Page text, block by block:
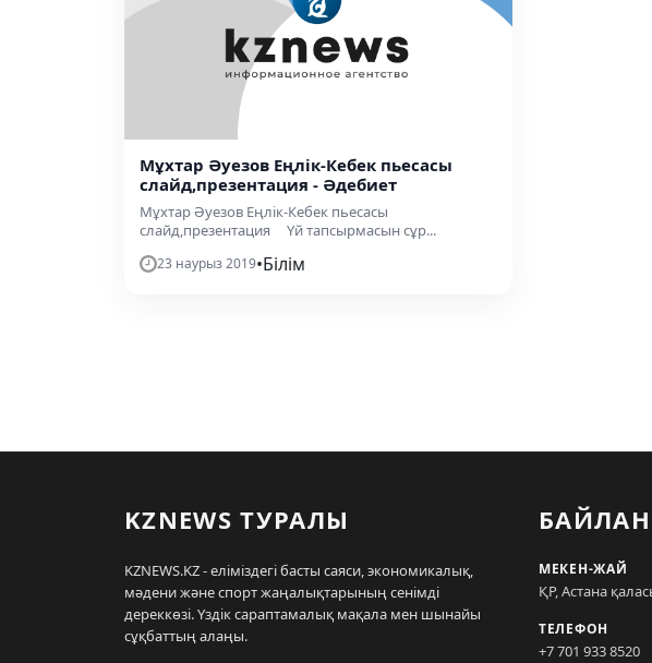
Мұхтар Әуезов Еңлік-Кебек пьесасы
слайд,презентация - Әдебиет
Мұхтар Әуезов Еңлік-Кебек пьесасы
слайд,презентация Үй тапсырмасын сұр...
23 наурыз 2019•Білім
KZNEWS ТУРАЛЫ
KZNEWS.KZ - еліміздегі басты саяси, экономикалық,
мәдени және спорт жаңалықтарының сенімді
дереккөзі. Үздік сараптамалық мақала мен шынайы
сұқбаттың алаңы.
МЕКЕН-ЖАЙ
ҚР, Астана
ТЕЛЕФОН
+7 701 933 8520